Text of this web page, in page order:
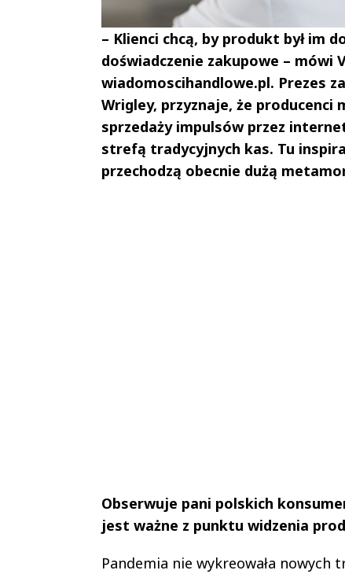
– Klienci chcą, by produkt był im
doświadczenie zakupowe –
wiadomoscihandlowe.pl. Prezes
Wrigley, przyznaje, że producenci
sprzedaży impulsów przez
strefą tradycyjnych kas. Tu
przechodzą obecnie dużą
Obserwuje pani polskich
jest ważne z punktu widzenia
Pandemia nie wykreowała nowych
Andrzej i Marta
Marta i